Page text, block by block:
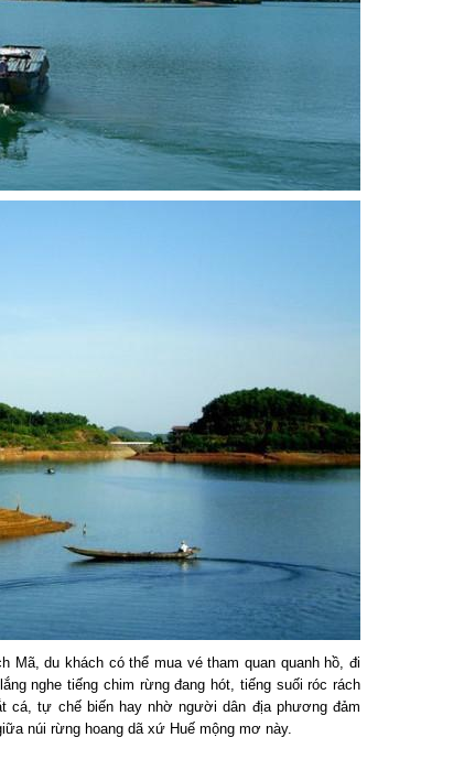
Mã, du khách có thể mua vé tham quan quanh hồ, đi
nghe tiếng chim rừng đang hót, tiếng suối róc rách
tự chế biến hay nhờ người dân địa phương đảm
núi rừng hoang dã xứ Huế mộng mơ này.